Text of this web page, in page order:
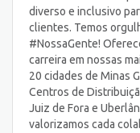
diverso e inclusivo
clientes. Temos
#NossaGente!
carreira em nossas
20 cidades de Minas
Centros de
Juiz de Fora e
valorizamos cada